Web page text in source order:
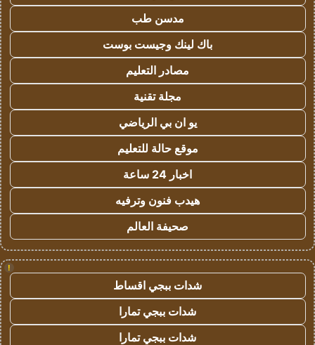
مدسن طب
باك لينك وجيست بوست
مصادر التعليم
مجلة تقنية
يو ان بي الرياضي
موقع حالة للتعليم
اخبار 24 ساعة
هيدب فنون وترفيه
صحيفة العالم
!
شدات ببجي اقساط
شدات ببجي تمارا
شدات ببجي تمارا